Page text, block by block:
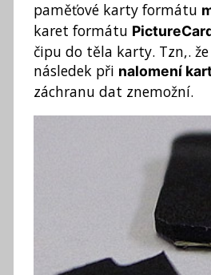
paměťové karty formátu
karet formátu
čipu do těla karty. Tzn,.
následek při nalomení
záchranu dat znemožní.